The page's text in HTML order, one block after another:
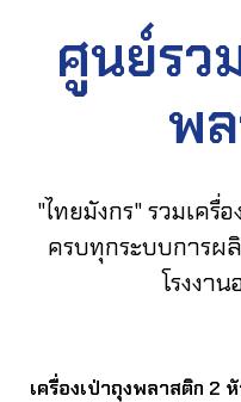
ศูนย์รว
พ
"ไทยมังกร" รวมเค
ครบทุกระบบการผ
โรงงา
เครื่องเป่าถุงพลาสติก 2